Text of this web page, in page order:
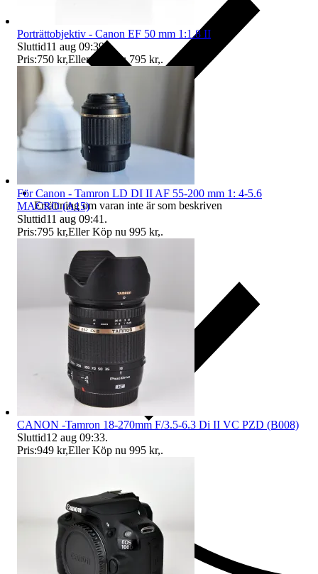
Ersättning om varan inte är som beskriven
Ersättning om du inte får din vara
Porträttobjektiv - Canon EF 50 mm 1:1.8 II
Sluttid11 aug 09:39.
Pris:750 kr,Eller Köp nu 795 kr,.
För Canon - Tamron LD DI II AF 55-200 mm 1: 4-5.6
MACRO (A15)
Sluttid11 aug 09:41 .
Pris:795 kr,Eller Köp nu 995 kr,.
CANON -Tamron 18-270mm F/3.5-6.3 Di II VC PZD (B008)
Sluttid12 aug 09:33.
Pris:949 kr,Eller Köp nu 995 kr,.